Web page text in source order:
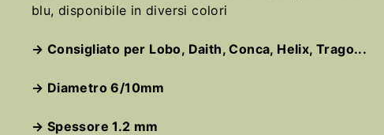
blu, disponibile in diversi colori
→ Consigliato per Lobo, Daith, Conca, Helix, Trago...
→ Diametro 6/10mm
→ Spessore 1.2 mm